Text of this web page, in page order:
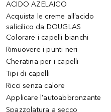
ACIDO AZELAICO
Acquista le creme all’acido
salicilico da DOUGLAS
Colorare i capelli bianchi
Rimuovere i punti neri
Cheratina per i capelli
Tipi di capelli
Ricci senza calore
Applicare l'autoabbronzante
Spazzolatura a secco